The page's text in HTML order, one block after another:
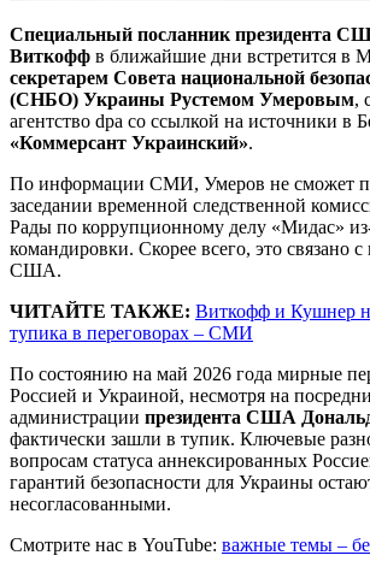
Специальный посланник президента
Виткофф в ближайшие дни встретится в
секретарем Совета национальной
(СНБО) Украины Рустемом Умеровым,
агентство dpa со ссылкой на источники в
«Коммерсант Украинский».
По информации СМИ, Умеров не сможет
заседании временной следственной
Рады по коррупционному делу «Мидас»
командировки. Скорее всего, это связано
США.
ЧИТАЙТЕ ТАКЖЕ: Виткофф и Кушнер
тупика в переговорах – СМИ
По состоянию на май 2026 года мирные
Россией и Украиной, несмотря на
администрации президента США
фактически зашли в тупик. Ключевые
вопросам статуса аннексированных
гарантий безопасности для Украины
несогласованными.
Смотрите нас в YouTube: важные темы –